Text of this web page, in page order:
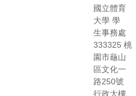
國立體育
大學 學
生事務處
333325 桃
園市龜山
區文化一
路250號
行政大樓